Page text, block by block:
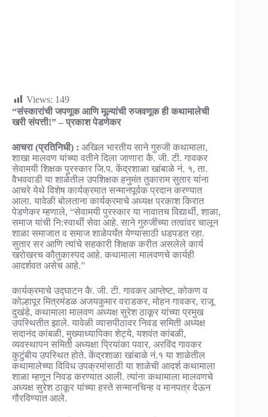
Views: 149
“संस्कारांची जपणूक आणि मूल्यांची रुजवणूक ही कथामालेची
खरी संपत्ती!” – प्रकाश पेडणेकर
आचरा (प्रतिनिधी) : अखिल भारतीय साने गुरुजी कथामाला,
शाखा मालवण यांच्या वतीने दिला जाणारा कै. जी. टी. गावकर
सेवामयी शिक्षक पुरस्कार जि.प. केंद्रशाळा खांबाळे नं. १, ता.
वैभववाडी या शाळेतील उपशिक्षक हनुमंत तुकाराम सुतार यांना
आचरे येथे विशेष कार्यक्रमात सन्मानपूर्वक प्रदान करण्यात
आला. यावेळी बोलताना कार्यक्रमाचे अध्यक्ष प्रकाश किरात
पेडणेकर म्हणाले, “सेवामयी पुरस्कार या नावातच विद्यार्थी, शाळा,
समाज यांची नि:स्वार्थी सेवा आहे. साने गुरुजींच्या तत्वांवर चालून
शाळा समाजात व समाज शाळेपर्यंत येण्यासाठी धडपडत रहा.
सुतार सर आणि त्यांचे सहकारी शिक्षक करीत असलेले कार्य
खरोखरच कौतुकास्पद आहे. कथामाला मालवणचे कार्यही
आदर्शवत असेच आहे.”
कार्यक्रमाचे उद्घाटन कै. जी. टी. गावकर आप्तेष्ट, कोकण व
कोल्हापूर मित्रमंडळ अजयकुमार वराडकर, मोहन गावकर, राजू
दुखंडे, कथामाला मालवण अध्यक्ष सुरेश ठाकूर यांच्या प्रमुख
उपस्थितीत झाले. यावेळी व्यासपीठावर निवड समिती अध्यक्ष
सदानंद कांबळी, मुख्याध्यापिका शेट्ये, यशवंत कांबळी,
व्यवस्थापन समिती अध्यक्षा प्रियांका पवार, अरविंद गावकर
कुटुंबीय उपस्थित होते. केंद्रशाळा खांबाळे नं.१ या शाळेतील
कथामालेच्या विविध उपक्रमांसाठी या शाळेची आदर्श कथामाला
शाळा म्हणून निवड करण्यात आली. त्यांना कथामाला मालवणचे
अध्यक्ष सुरेश ठाकूर यांच्या हस्ते सन्मानचिन्ह व मानपत्र देऊन
गौरविण्यात आले.